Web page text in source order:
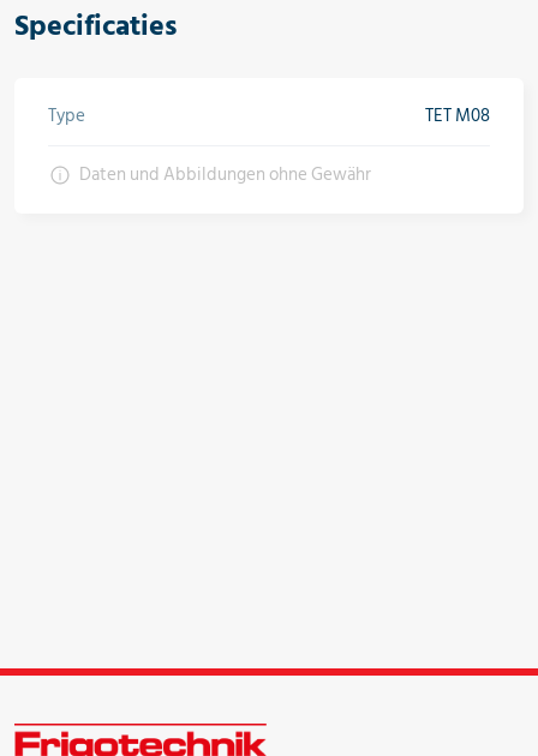
Specificaties
Type
TET M08
Daten und Abbildungen ohne Gewähr